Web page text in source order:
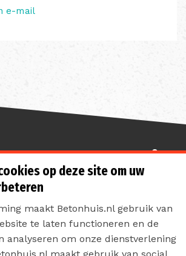
e-mail
toekomst in
op deze site om uw
maakt Betonhuis.nl gebruik van
te laten functioneren en de
analyseren om onze dienstverlening